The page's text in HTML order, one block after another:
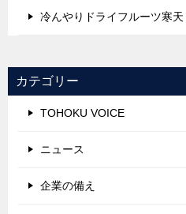
冷んやりドライフルーツ寒
カテゴリー
TOHOKU VOICE
ニュース
企業の備え